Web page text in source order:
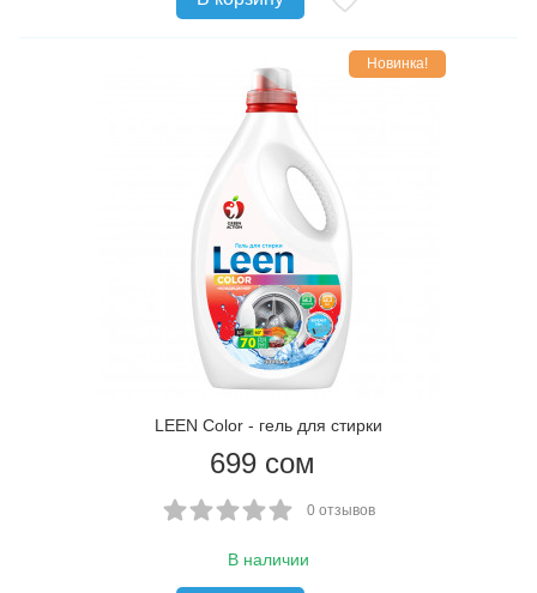
Новинка!
LEEN Color - гель для стирки
699 сом
0 отзывов
В наличии